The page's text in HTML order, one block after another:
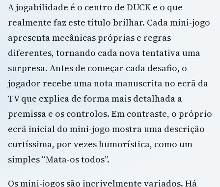
A jogabilidade é o centro de DUCK e o que
realmente faz este título brilhar. Cada mini-jogo
apresenta mecânicas próprias e regras
diferentes, tornando cada nova tentativa uma
surpresa. Antes de começar cada desafio, o
jogador recebe uma nota manuscrita no ecrã da
TV que explica de forma mais detalhada a
premissa e os controlos. Em contraste, o próprio
ecrã inicial do mini-jogo mostra uma descrição
curtíssima, por vezes humorística, como um
simples “Mata-os todos”.
Os mini-jogos são incrivelmente variados. Há